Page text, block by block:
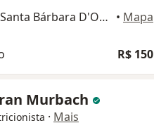
Rua São Paulo, 496, Santa Bárbara D'Oeste • Mapa
R$ 150
Murbach
· Mais